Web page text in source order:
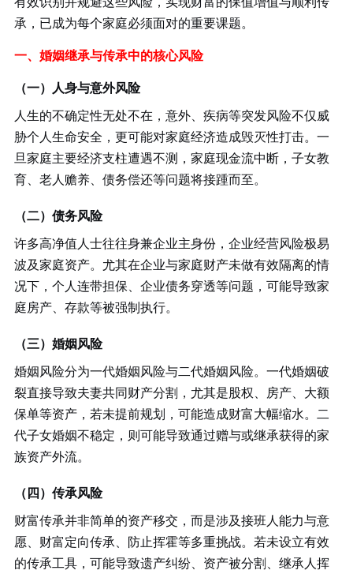
承，已成为每个家庭必须面对的重要课题。
一、婚姻继承与传承中的核心风险
（一）人身与意外风险
人生的不确定性无处不在，意外、疾病等突发风险不仅威
胁个人生命安全，更可能对家庭经济造成毁灭性打击。一
旦家庭主要经济支柱遭遇不测，家庭现金流中断，子女教
育、老人赡养、债务偿还等问题将接踵而至。
（二）债务风险
许多高净值人士往往身兼企业主身份，企业经营风险极易
波及家庭资产。尤其在企业与家庭财产未做有效隔离的情
况下，个人连带担保、企业债务穿透等问题，可能导致家
庭房产、存款等被强制执行。
（三）婚姻风险
婚姻风险分为一代婚姻风险与二代婚姻风险。一代婚姻破
裂直接导致夫妻共同财产分割，尤其是股权、房产、大额
保单等资产，若未提前规划，可能造成财富大幅缩水。二
代子女婚姻不稳定，则可能导致通过赠与或继承获得的家
族资产外流。
（四）传承风险
财富传承并非简单的资产移交，而是涉及接班人能力与意
愿、财富定向传承、防止挥霍等多重挑战。若未设立有效
的传承工具，可能导致遗产纠纷、资产被分割、继承人挥